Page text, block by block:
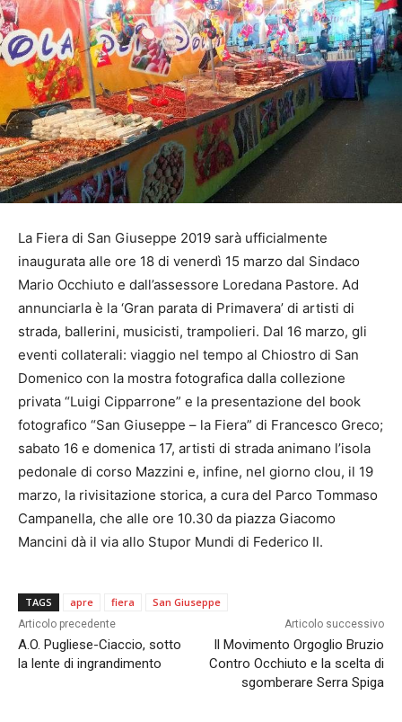
La Fiera di San Giuseppe 2019 sarà ufficialmente
inaugurata alle ore 18 di venerdì 15 marzo dal Sindaco
Mario Occhiuto e dall’assessore Loredana Pastore. Ad
annunciarla è la ‘Gran parata di Primavera’ di artisti di
strada, ballerini, musicisti, trampolieri. Dal 16 marzo, gli
eventi collaterali: viaggio nel tempo al Chiostro di San
Domenico con la mostra fotografica dalla collezione
privata “Luigi Cipparrone” e la presentazione del book
fotografico “San Giuseppe – la Fiera” di Francesco Greco;
sabato 16 e domenica 17, artisti di strada animano l’isola
pedonale di corso Mazzini e, infine, nel giorno clou, il 19
marzo, la rivisitazione storica, a cura del Parco Tommaso
Campanella, che alle ore 10.30 da piazza Giacomo
Mancini dà il via allo Stupor Mundi di Federico II.
TAGS apre fiera San Giuseppe
Articolo precedente
A.O. Pugliese-Ciaccio, sotto
la lente di ingrandimento
Articolo successivo
Il Movimento Orgoglio Bruzio
Contro Occhiuto e la scelta di
sgomberare Serra Spiga